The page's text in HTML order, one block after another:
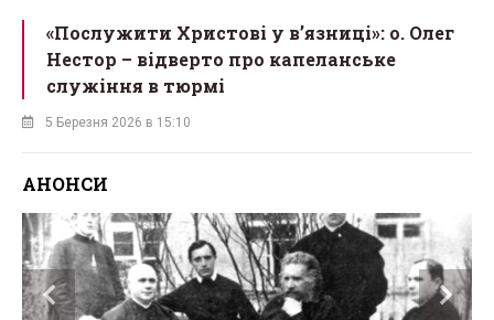
«Послужити Христові у вʼязниці»: о. Олег
Нестор – відверто про капеланське
служіння в тюрмі
5 Березня 2026 в 15:10
АНОНСИ